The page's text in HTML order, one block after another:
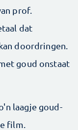
prof.
dat
doordringen.
goud onstaat
laagje goud-
film.